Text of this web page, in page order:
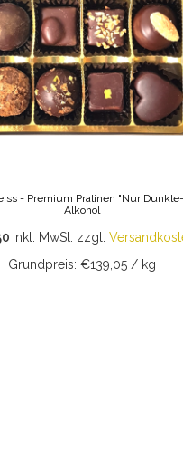
- Premium Pralinen "Nur
Alkohol
Inkl. MwSt. zzgl.
Grundpreis: €139,05 / kg